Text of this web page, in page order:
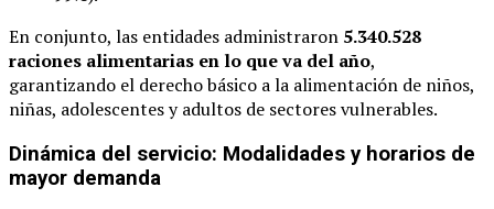
En conjunto, las entidades administraron 5.340.528
raciones alimentarias en lo que va del año,
garantizando el derecho básico a la alimentación de niños,
niñas, adolescentes y adultos de sectores vulnerables.
Dinámica del servicio: Modalidades y horarios de
mayor demanda